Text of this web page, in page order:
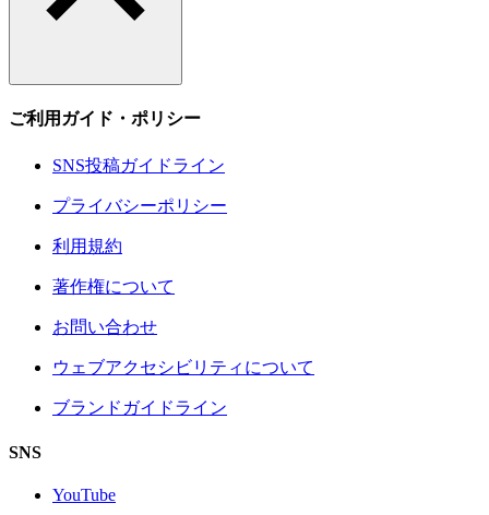
ご利用ガイド・ポリシー
SNS投稿ガイドライン
プライバシーポリシー
利用規約
著作権について
お問い合わせ
ウェブアクセシビリティについて
ブランドガイドライン
SNS
YouTube